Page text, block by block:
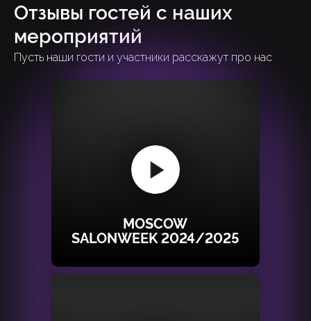
Отзывы гостей с наших
мероприятий
Пусть наши гости и участники расскажут про нас
MOSCOW
SALONWEEK 2024/2025